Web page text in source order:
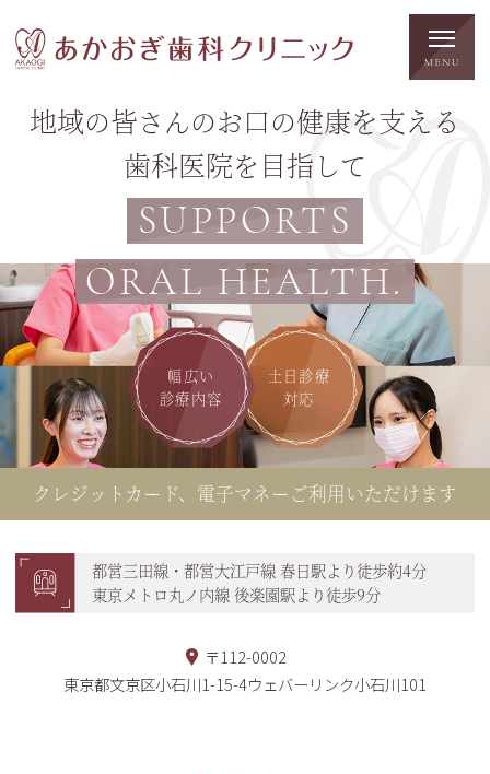
地域の皆さんのお口の健康を支える
歯科医院を 目指して
SUPPORTS
ORAL HEALTH.
土日診療
対応
幅広い
診療内容
クレジットカード、電子マネーご利用いただけます
都営三田線・都営大江戸線 春日駅より徒歩約4分
東京メトロ丸ノ内線 後楽園駅より徒歩9分
〒112-0002
東京都文京区小石川1-15-4ウェバーリンク小石川101